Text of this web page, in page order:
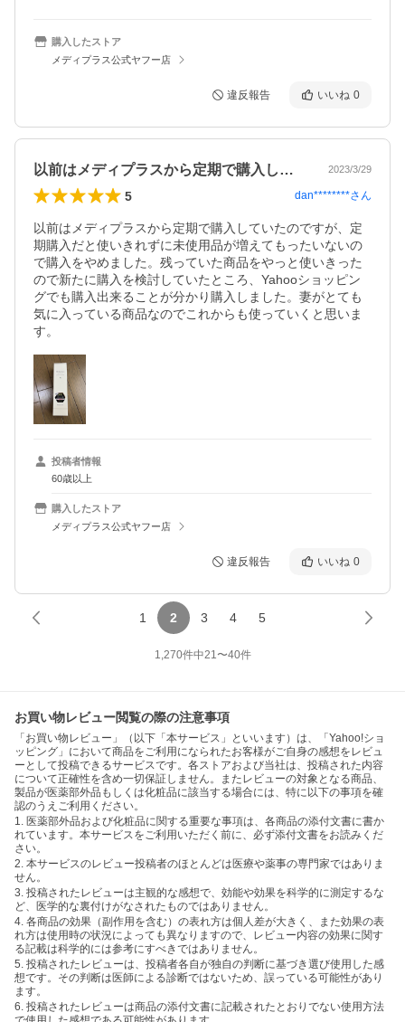
購入したストア
メディプラス公式ヤフー店
違反報告 いいね 0
以前はメディプラスから定期で購入してい… 2023/3/29
5 dan********さん
以前はメディプラスから定期で購入していたのですが、定
期購入だと使いきれずに未使用品が増えてもったいないの
で購入をやめました。残っていた商品をやっと使いきった
ので新たに購入を検討していたところ、Yahooショッピン
グでも購入出来ることが分かり購入しました。妻がとても
気に入っている商品なのでこれからも使っていくと思いま
す。
投稿者情報
60歳以上
購入したストア
メディプラス公式ヤフー店
違反報告 いいね 0
1 2 3 4 5
1,270件中21〜40件
お買い物レビュー閲覧の際の注意事項
「お買い物レビュー」（以下「本サービス」といいます）は、「Yahoo!ショ
ッピング」において商品をご利用になられたお客様がご自身の感想をレビュ
ーとして投稿できるサービスです。各ストアおよび当社は、投稿された内容
について正確性を含め一切保証しません。またレビューの対象となる商品、
製品が医薬部外品もしくは化粧品に該当する場合には、特に以下の事項を確
認のうえご利用ください。
1. 医薬部外品および化粧品に関する重要な事項は、各商品の添付文書に書か
れています。本サービスをご利用いただく前に、必ず添付文書をお読みくだ
さい。
2. 本サービスのレビュー投稿者のほとんどは医療や薬事の専門家ではありま
せん。
3. 投稿されたレビューは主観的な感想で、効能や効果を科学的に測定するな
ど、医学的な裏付けがなされたものではありません。
4. 各商品の効果（副作用を含む）の表れ方は個人差が大きく、また効果の表
れ方は使用時の状況によっても異なりますので、レビュー内容の効果に関す
る記載は科学的には参考にすべきではありません。
5. 投稿されたレビューは、投稿者各自が独自の判断に基づき選び使用した感
想です。その判断は医師による診断ではないため、誤っている可能性があり
ます。
6. 投稿されたレビューは商品の添付文書に記載されたとおりでない使用方法